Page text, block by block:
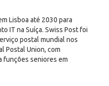
Lisboa até 2030 para
IT na Suíça. Swiss Post foi
postal mundial nos
Postal Union, com
funções seniores em